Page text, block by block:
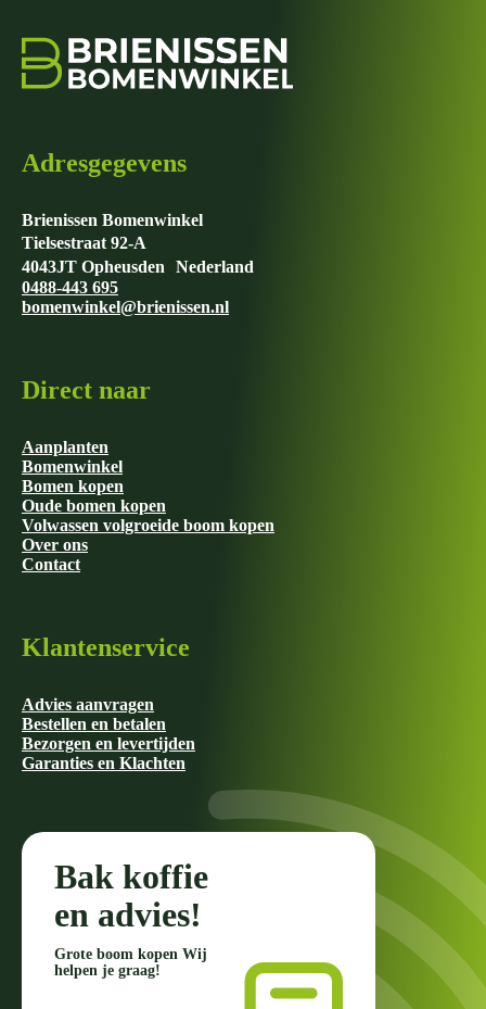
Adresgegevens
Brienissen Bomenwinkel
Tielsestraat 92-A
4043JT Opheusden Nederland
0488-443 695
bomenwinkel@brienissen.nl
Direct naar
Aanplanten
Bomenwinkel
Bomen kopen
Oude bomen kopen
Volwassen volgroeide boom kopen
Over ons
Contact
Klantenservice
Advies aanvragen
Bestellen en betalen
Bezorgen en levertijden
Garanties en Klachten
Bak koffie
en advies!
Grote boom kopen Wij
helpen je graag!